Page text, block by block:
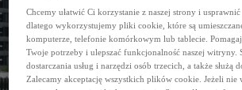
Chcemy ułatwić Ci korzystanie z naszej strony i usprawnić
dlatego wykorzystujemy pliki cookie, które są
komputerze, telefonie komórkowym lub tablecie.
Twoje potrzeby i ulepszać funkcjonalność naszej witryny.
dostarczania usług i narzędzi osób trzecich, a także służą
Zalecamy akceptację wszystkich plików cookie. Jeżeli nie